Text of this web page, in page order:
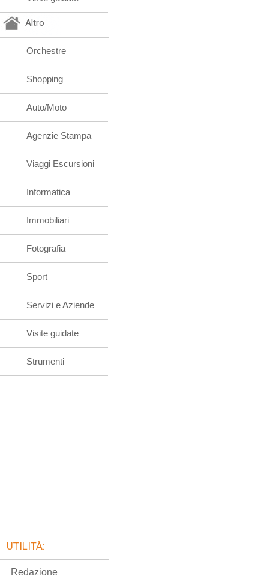
Altro
Orchestre
Shopping
Auto/Moto
Agenzie Stampa
Viaggi Escursioni
Informatica
Immobiliari
Fotografia
Sport
Servizi e Aziende
Visite guidate
Strumenti
UTILITÀ:
Redazione